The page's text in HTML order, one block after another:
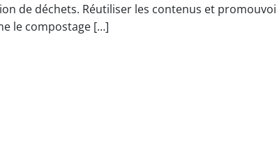
de déchets. Réutiliser les contenus et
le compostage […]